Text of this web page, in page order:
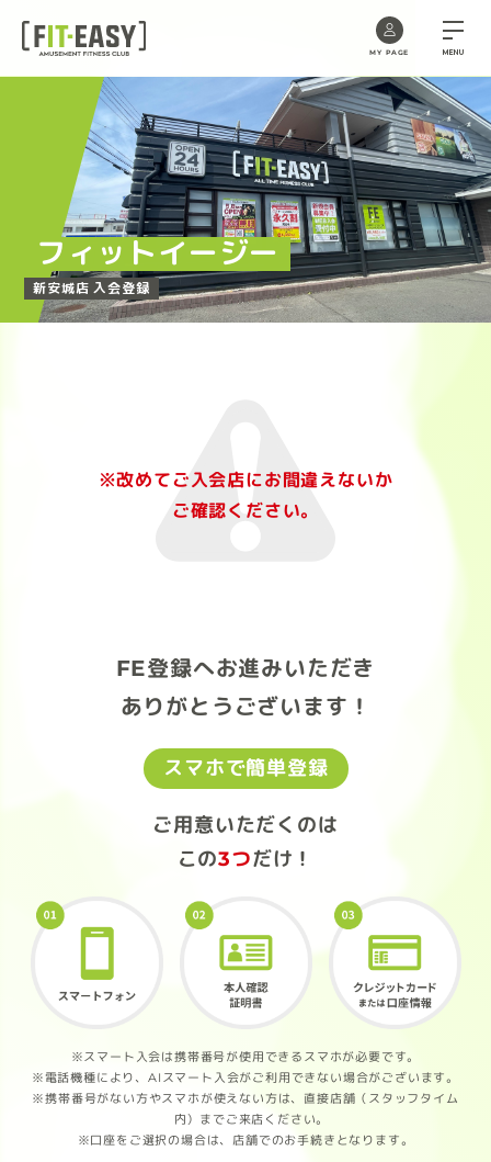
content
MY PAGE MENU
フィットイージー
新安城店 入会登録
※改めてご入会店にお間違えないか
ご確認ください。
FE登録へお進みいただき
ありがとうございます！
スマホで簡単登録
ご用意いただくのは
この3つだけ！
※スマート入会は携帯番号が使用できるスマホが必要です。
※電話機種により、AIスマート入会がご利用できない場合がございます。
※携帯番号がない方やスマホが使えない方は、直接店舗（スタッフタイム
内）までご来店ください。
※口座をご選択の場合は、店舗でのお手続きとなります。